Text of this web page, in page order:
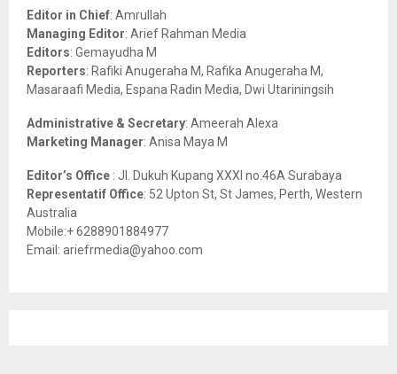
o
r
:
Editor in Chief: Amrullah
Managing Editor: Arief Rahman Media
Editors: Gemayudha M
Reporters: Rafiki Anugeraha M, Rafika Anugeraha M,
Masaraafi Media, Espana Radin Media, Dwi Utariningsih
Administrative & Secretary: Ameerah Alexa
Marketing Manager: Anisa Maya M
Editor’s Office : Jl. Dukuh Kupang XXXI no.46A Surabaya
Representatif Office: 52 Upton St, St James, Perth, Western
Australia
Mobile:+ 6288901884977
Email: ariefrmedia@yahoo.com